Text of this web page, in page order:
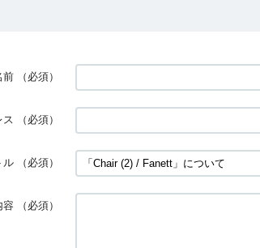
前 （必須）
ス （必須）
ル （必須）
容 （必須）